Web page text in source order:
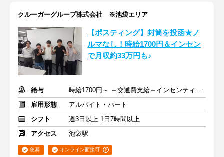
クルーガーグループ株式会社 ※池袋エリア
【ポスティング】封筒を投函★ノ
ルマなし！時給1700円＆インセン
で月収約33万円も♪
給与
時給1700円～ ＋交通費支給＋インセンティブあり
雇用形態
アルバイト・パート
シフト
週3日以上 1日7時間以上
アクセス
池袋駅
急募 オンライン面接可